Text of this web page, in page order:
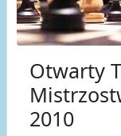
Otwarty
2010